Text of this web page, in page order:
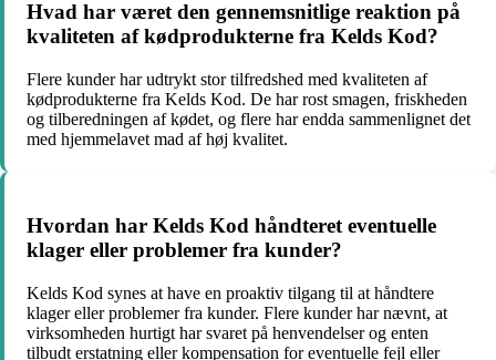
Hvad har været den gennemsnitlige reaktion på
kvaliteten af kødprodukterne fra Kelds Kod?
Flere kunder har udtrykt stor tilfredshed med kvaliteten af
kødprodukterne fra Kelds Kod. De har rost smagen, friskheden
og tilberedningen af kødet, og flere har endda sammenlignet det
med hjemmelavet mad af høj kvalitet.
Hvordan har Kelds Kod håndteret eventuelle
klager eller problemer fra kunder?
Kelds Kod synes at have en proaktiv tilgang til at håndtere
klager eller problemer fra kunder. Flere kunder har nævnt, at
virksomheden hurtigt har svaret på henvendelser og enten
tilbudt erstatning eller kompensation for eventuelle fejl eller